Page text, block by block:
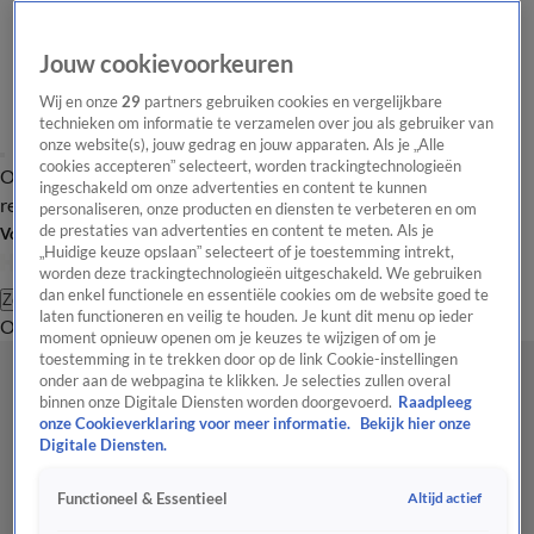
Overzicht Laatste nieuws Regionieuws Het beste van Hart
Tip de
redactie
Volg Hart van Nederland
Zoeken
OverzichtRegioUitzendingenWeerTip de redactiePanelVideo's
Jouw cookievoorkeuren
Wij en onze29 partners gebruiken cookies en vergelijkbare
technieken om informatie te verzamelen over jou als gebruiker van
onze website(s), jouw gedrag en jouw apparaten. Als je „Alle
cookies accepteren” selecteert, worden trackingtechnologieën
ingeschakeld om onze advertenties en content te kunnen
personaliseren, onze producten en diensten te verbeteren en om
de prestaties van advertenties en content te meten. Als je
„Huidige keuze opslaan” selecteert of je toestemming intrekt,
worden deze trackingtechnologieën uitgeschakeld. We gebruiken
dan enkel functionele en essentiële cookies om de website goed te
laten functioneren en veilig te houden. Je kunt dit menu op ieder
moment opnieuw openen om je keuzes te wijzigen of om je
toestemming in te trekken door op de link Cookie-instellingen
onder aan de webpagina te klikken. Je selecties zullen overal
binnen onze Digitale Diensten worden doorgevoerd. Raadpleeg
onze Cookieverklaring voor meer informatie.
Bekijk hier onze
Digitale Diensten.
Functioneel & Essentieel Altijd actief